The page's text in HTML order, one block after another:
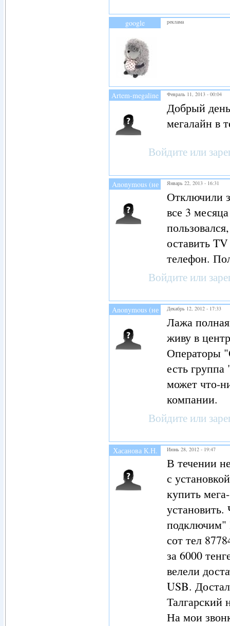
google реклама
Artem-megaline
Февраль 11, 2013 - 00:04
Добрый
мегалайн в
Войдите или
Anonymous (не
Январь 22, 2013 - 16:31
Отключили
все 3
оставить
телефон.
Войдите или
Anonymous (не
Декабрь 12, 2012 - 17:33
Лажа
живу в
Операторы
есть
может что-
компании.
Войдите или
Хасанова К.Н.
Июнь 28, 2012 - 19:47
В течении
с
купить
подключим"
сот тел
за 6000
велели
USB.
Талгарский
На мои